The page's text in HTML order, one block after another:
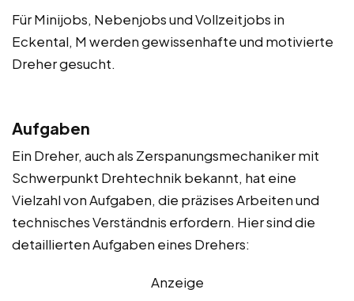
Für Minijobs, Nebenjobs und Vollzeitjobs in
Eckental, M werden gewissenhafte und motivierte
Dreher gesucht.
Aufgaben
Ein Dreher, auch als Zerspanungsmechaniker mit
Schwerpunkt Drehtechnik bekannt, hat eine
Vielzahl von Aufgaben, die präzises Arbeiten und
technisches Verständnis erfordern. Hier sind die
detaillierten Aufgaben eines Drehers:
Anzeige